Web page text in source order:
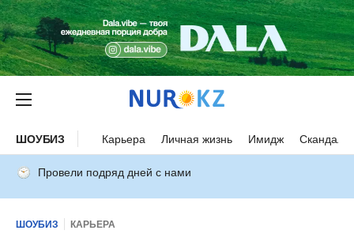
ШОУБИЗ Карьера Личная жизнь Имидж Скандалы
Провели подряд дней с нами
ШОУБИЗ КАРЬЕРА